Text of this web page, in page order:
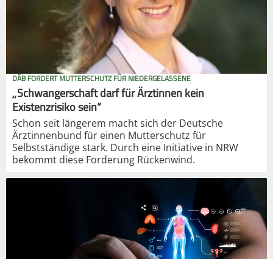
DÄB FORDERT MUTTERSCHUTZ FÜR NIEDERGELASSENE
„Schwangerschaft darf für Ärztinnen kein
Existenzrisiko sein“
Schon seit längerem macht sich der Deutsche
Ärztinnenbund für einen Mutterschutz für
Selbstständige stark. Durch eine Initiative in NRW
bekommt diese Forderung Rückenwind.